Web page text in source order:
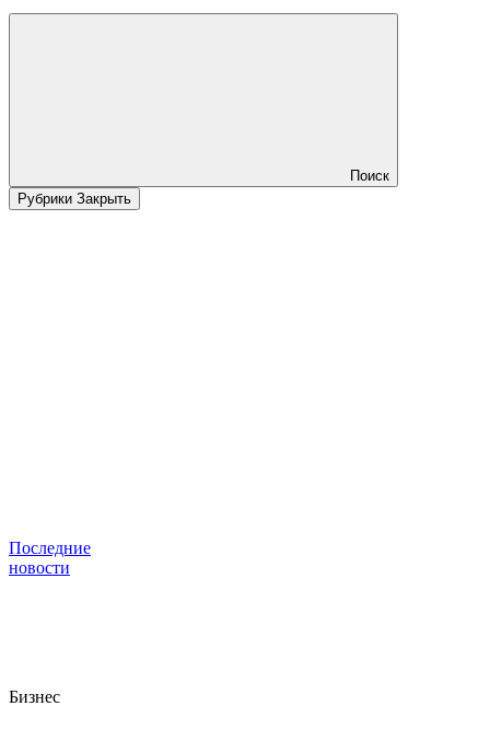
Поиск
Рубрики Закрыть
Последние
новости
Бизнес